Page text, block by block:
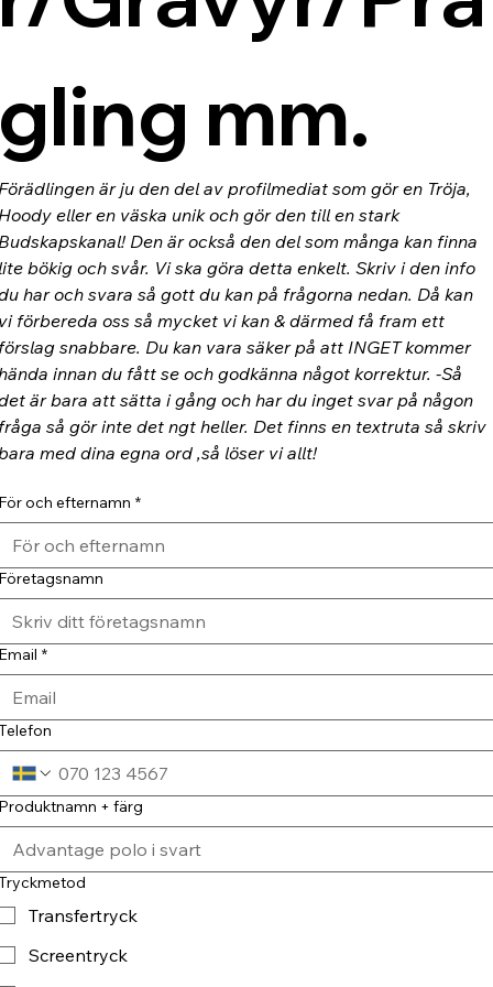
mm.
är ju den del av profilmediat som gör en Tröja,
eller en väska unik och gör den till en stark
Den är också den del som många kan finna
bökig och svår. Vi ska göra detta enkelt. Skriv i den info
har och svara så gott du kan på frågorna nedan. Då kan
förbereda oss så mycket vi kan & därmed få fram ett
snabbare. Du kan vara säker på att INGET kommer
innan du fått se och godkänna något korrektur. -Så
är bara att sätta i gång och har du inget svar på någon
så gör inte det ngt heller. Det finns en textruta så skriv
med dina egna ord ,så löser vi allt!
och efternamn *
*
+ färg
Transfertryck
Screentryck